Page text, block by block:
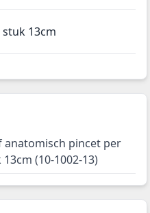
13cm
anatomisch pincet per
(10-1002-13)